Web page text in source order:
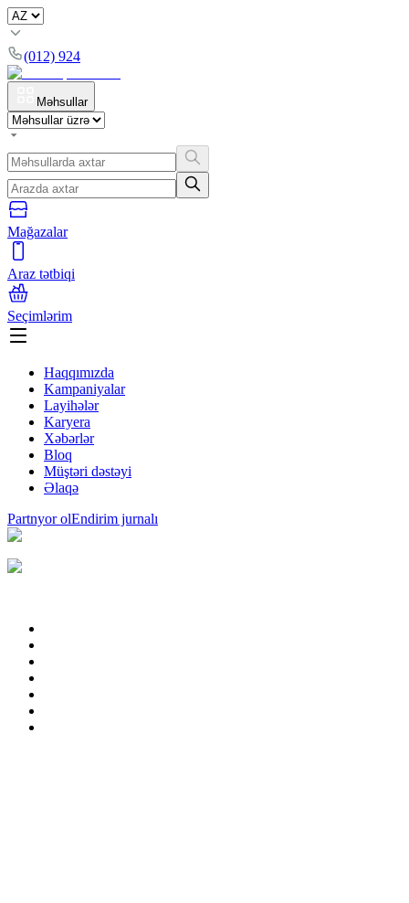
(012) 924
Məhsullar
Mağazalar
Araz tətbiqi
Seçimlərim
Haqqımızda
Kampaniyalar
Layihələr
Karyera
Xəbərlər
Bloq
Müştəri dəstəyi
Əlaqə
Partnyor olEndirim jurnalı